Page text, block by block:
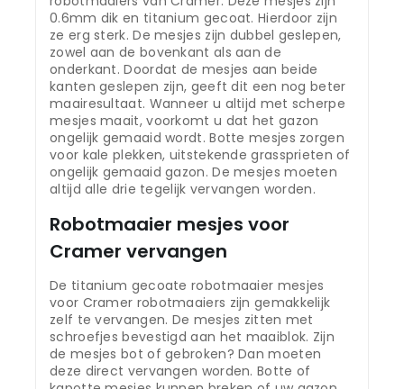
0.6mm dik en titanium gecoat. Hierdoor zijn
ze erg sterk. De mesjes zijn dubbel geslepen,
zowel aan de bovenkant als aan de
onderkant. Doordat de mesjes aan beide
kanten geslepen zijn, geeft dit een nog beter
maairesultaat. Wanneer u altijd met scherpe
mesjes maait, voorkomt u dat het gazon
ongelijk gemaaid wordt. Botte mesjes zorgen
voor kale plekken, uitstekende grassprieten of
ongelijk gemaaid gazon. De mesjes moeten
altijd alle drie tegelijk vervangen worden.
Robotmaaier mesjes voor
Cramer vervangen
De titanium gecoate robotmaaier mesjes
voor Cramer robotmaaiers zijn gemakkelijk
zelf te vervangen. De mesjes zitten met
schroefjes bevestigd aan het maaiblok. Zijn
de mesjes bot of gebroken? Dan moeten
deze direct vervangen worden. Botte of